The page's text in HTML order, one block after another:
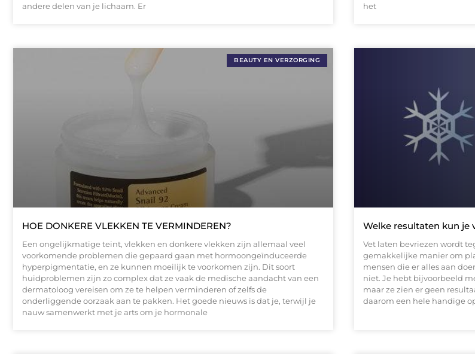
andere delen van je lichaam. Er
het
BEAUTY EN VERZORGING
HOE DONKERE VLEKKEN TE VERMINDEREN?
Een ongelijkmatige teint, vlekken en donkere vlekken zijn allemaal veel
voorkomende problemen die gepaard gaan met hormoongeïnduceerde
hyperpigmentatie, en ze kunnen moeilijk te voorkomen zijn. Dit soort
huidproblemen zijn zo complex dat ze vaak de medische aandacht van een
dermatoloog vereisen om ze te helpen verminderen of zelfs de
onderliggende oorzaak aan te pakken. Het goede nieuws is dat je, terwijl je
nauw samenwerkt met je arts om je hormonale
Welke resultaten kun je
Vet laten bevriezen wordt
gemakkelijke manier om
mensen die er alles aan
niet. Je hebt bijvoorbeeld
maar ze zien er geen
daarom een hele handige